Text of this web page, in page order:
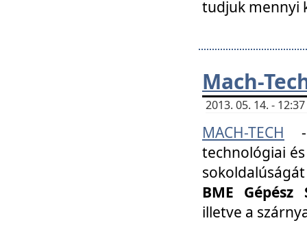
tudjuk mennyi
Mach-
2013. 05. 14. -
MACH-TECH
technológiai
BME
illetve a